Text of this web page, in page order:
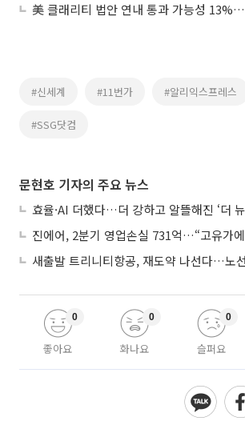
#신세계 #11번가 #알리익스프레스
#SSG닷컴
문현호 기자의 주요 뉴스
좋아요
0
화나요
0
슬퍼요
0